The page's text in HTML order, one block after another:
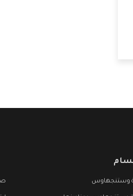
وستنجهاوس